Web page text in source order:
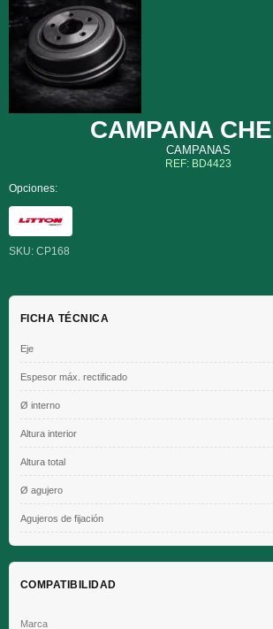
CAMPANA
CAMPANAS
REF: BD4423
Opciones:
SKU: CP168
FICHA TÉCNICA
Eje
Espesor máx. rectificado
Ø interno
Altura interior
Altura total
Ø agujero
Agujeros de fijación
COMPATIBILIDAD